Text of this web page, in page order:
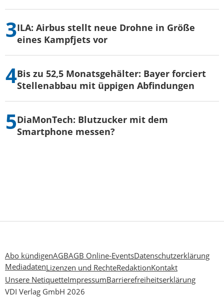
ILA: Airbus stellt neue Drohne in Größe
eines Kampfjets vor
Bis zu 52,5 Monatsgehälter: Bayer forciert
Stellenabbau mit üppigen Abfindungen
DiaMonTech: Blutzucker mit dem
Smartphone messen?
Abo kündigenAGBAGB Online-EventsDatenschutzerklärung
MediadatenLizenzen und RechteRedaktionKontakt
Unsere NetiquetteImpressumBarrierefreiheitserklärung
VDI Verlag GmbH 2026